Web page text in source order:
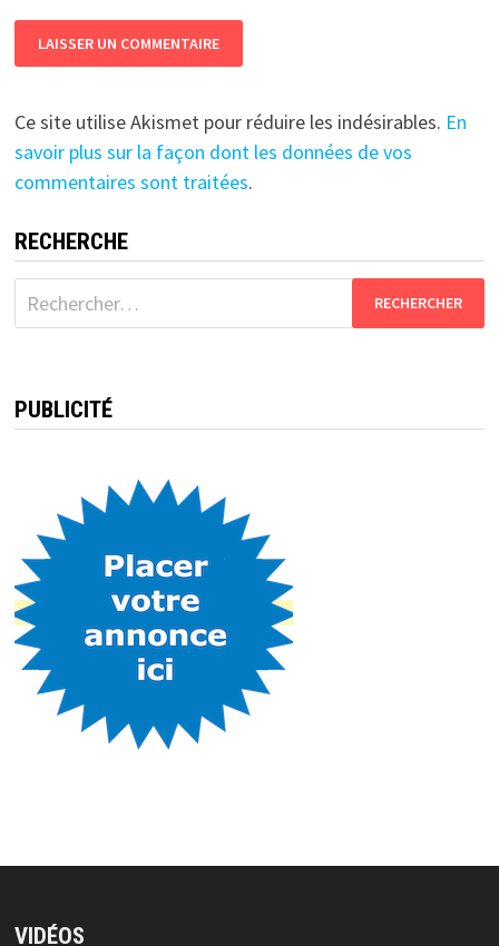
Ce site utilise Akismet pour réduire les indésirables. En
savoir plus sur la façon dont les données de vos
commentaires sont traitées.
RECHERCHE
Rechercher :
PUBLICITÉ
VIDÉOS